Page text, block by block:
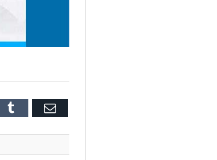
Tumblr Email